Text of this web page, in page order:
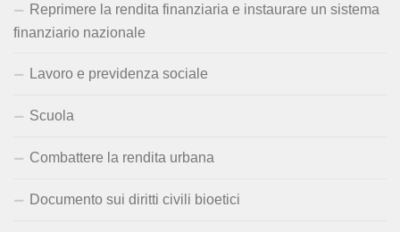
Reprimere la rendita finanziaria e instaurare un sistema
finanziario nazionale
Lavoro e previdenza sociale
Scuola
Combattere la rendita urbana
Documento sui diritti civili bioetici